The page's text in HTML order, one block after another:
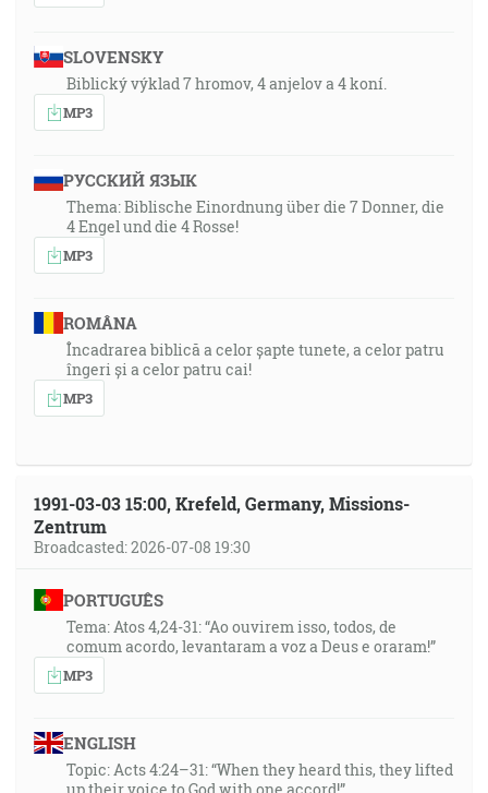
SLOVENSKY
Biblický výklad 7 hromov, 4 anjelov a 4 koní.
MP3
РУССКИЙ ЯЗЫК
Thema: Biblische Einordnung über die 7 Donner, die
4 Engel und die 4 Rosse!
MP3
ROMÂNA
Încadrarea biblică a celor șapte tunete, a celor patru
îngeri și a celor patru cai!
MP3
1991-03-03 15:00, Krefeld, Germany, Missions-
Zentrum
Broadcasted: 2026-07-08 19:30
PORTUGUÊS
Tema: Atos 4,24-31: “Ao ouvirem isso, todos, de
comum acordo, levantaram a voz a Deus e oraram!”
MP3
ENGLISH
Topic: Acts 4:24–31: “When they heard this, they lifted